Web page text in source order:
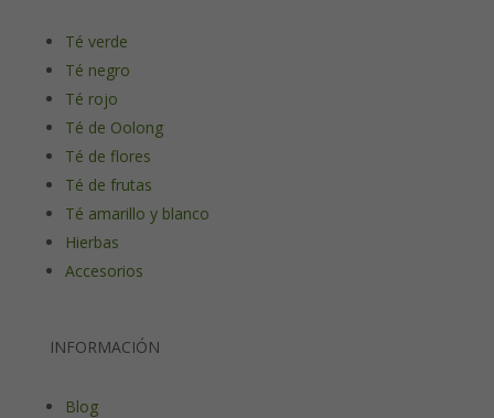
Té verde
Té negro
Té rojo
Té de Oolong
Té de flores
Té de frutas
Té amarillo y blanco
Hierbas
Accesorios
INFORMACIÓN
Blog